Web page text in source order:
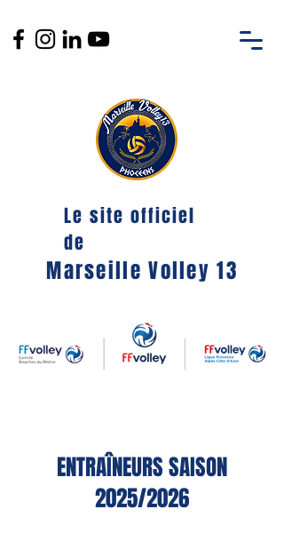
Le site officiel
de
Marseille Volley 13
ENTRAÎNEURS SAISON
2025/2026